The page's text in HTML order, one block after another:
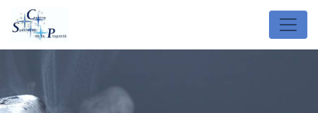
Panneau de gestion des cookies